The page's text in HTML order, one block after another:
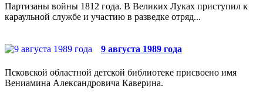
Партизаны войны 1812 года. В Великих Луках приступил к
караульной службе и участию в разведке отряд...
9 августа 1989 года
Псковской областной детской библиотеке присвоено имя
Вениамина Александровича Каверина.